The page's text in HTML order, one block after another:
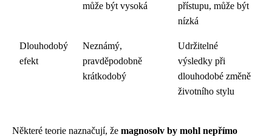
může být vysoká
přístupu, může být
nízká
Dlouhodobý
efekt
Neznámý,
pravděpodobně
krátkodobý
Udržitelné
výsledky při
dlouhodobé změně
životního stylu
Některé teorie naznačují, že magnosolv by mohl nepřímo